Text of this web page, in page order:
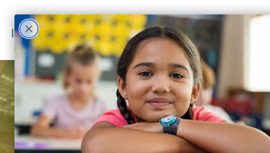
1 DE ENERO1970
7:30 PM-10:30 P.M
COLORADO RAPIDS - JUEGO